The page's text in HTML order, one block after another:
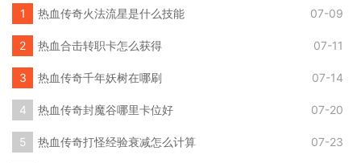
热血传奇火法流星是什么技能 07-09
热血合击转职卡怎么获得 07-11
热血传奇千年妖树在哪刷 07-14
热血传奇封魔谷哪里卡位好 07-20
热血传奇打怪经验衰减怎么计算 07-23